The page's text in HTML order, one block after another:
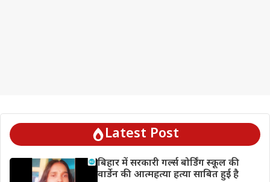
Latest Post
बिहार में सरकारी गर्ल्स बोर्डिंग स्कूल की
वार्डेन की आत्महत्या हत्या साबित हुई है